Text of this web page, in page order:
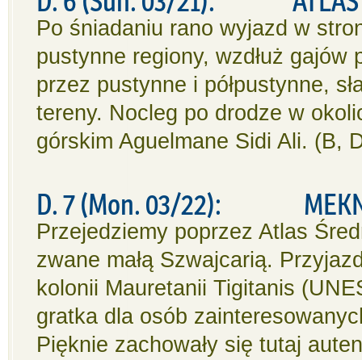
Po śniadaniu rano wyjazd w
pustynne regiony, wzdłuż
przez pustynne i półpustynne,
tereny. Nocleg po drodze w
górskim Aguelmane Sidi Ali. (B,
D. 7 (Mon. 03/22):
Przejedziemy poprzez Atlas
zwane małą Szwajcarią.
kolonii Mauretanii Tigitanis
gratka dla osób
Pięknie zachowały się tutaj